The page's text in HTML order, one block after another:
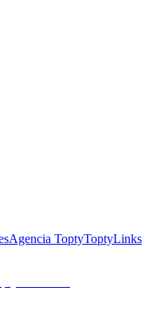
Agencia ToptyToptyLinks